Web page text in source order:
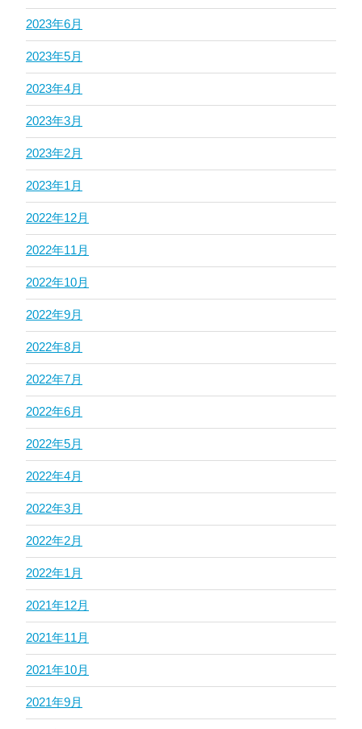
2023年6月
2023年5月
2023年4月
2023年3月
2023年2月
2023年1月
2022年12月
2022年11月
2022年10月
2022年9月
2022年8月
2022年7月
2022年6月
2022年5月
2022年4月
2022年3月
2022年2月
2022年1月
2021年12月
2021年11月
2021年10月
2021年9月